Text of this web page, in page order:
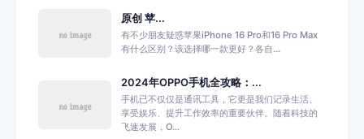
原创 苹...
有不少朋友疑惑苹果iPhone 16 Pro和16 Pro Max
有什么区别？该选择哪一款更好？各自...
2024年OPPO手机全攻略：...
手机已不仅仅是通讯工具，它更是我们记录生活、
享受娱乐、提升工作效率的重要伙伴。随着科技的
飞速发展，O...